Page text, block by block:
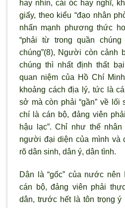
hay nhìn, cái óc hay nghĩ,
giấy, theo kiểu “đạo nhân
nhấn mạnh phương thức
“phải từ trong quần
chúng”(8), Người còn cảnh
chúng thì nhất định thất
quan niệm của Hồ Chí
khoảng cách địa lý, tức là
sở mà còn phải “gần” về lối
chí là cán bộ, đảng viên
hậu lạc”. Chỉ như thế
người đại diện của mình và
rõ dân sinh, dân ý, dân tình.
Dân là “gốc” của nước nên
cán bộ, đảng viên phải
dân, trước hết là tôn trọngý